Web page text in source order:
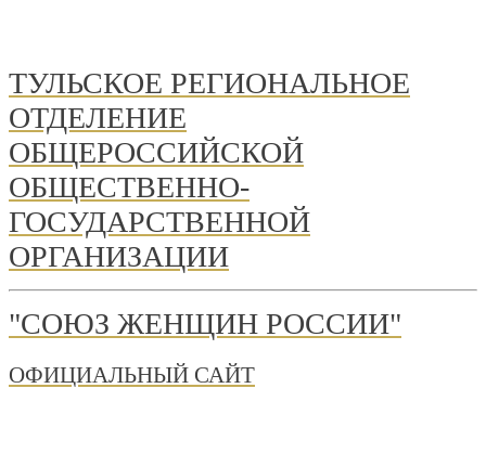
ТУЛЬСКОЕ РЕГИОНАЛЬНОЕ
ОТДЕЛЕНИЕ
ОБЩЕРОССИЙСКОЙ
ОБЩЕСТВЕННО-
ГОСУДАРСТВЕННОЙ
ОРГАНИЗАЦИИ
"СОЮЗ ЖЕНЩИН РОССИИ"
ОФИЦИАЛЬНЫЙ САЙТ